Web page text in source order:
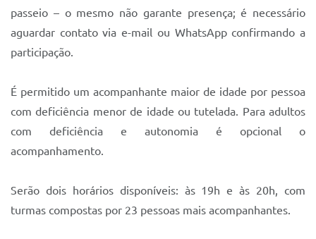
passeio – o mesmo não garante presença; é necessário
aguardar contato via e-mail ou WhatsApp confirmando a
participação.
É permitido um acompanhante maior de idade por pessoa
com deficiência menor de idade ou tutelada. Para adultos
com deficiência e autonomia é opcional o
acompanhamento.
Serão dois horários disponíveis: às 19h e às 20h, com
turmas compostas por 23 pessoas mais acompanhantes.